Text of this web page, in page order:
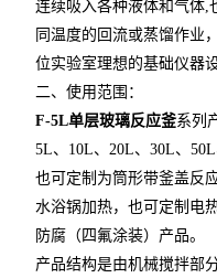
连续吸入各种液体和气体,
同温度的回流或蒸馏作业
位实验室理想的基础仪器设
二、使用范围：
F-5L单层玻璃反应釜系列
5L、10L、20L、30L、
也可定制为筒形带釜盖反
水浴锅加热，也可定制电
防腐（四氟涂装）产品。
产品结构是由机械搅拌部